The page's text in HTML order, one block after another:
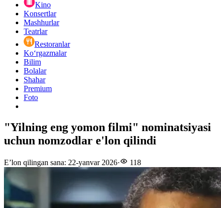
Kino
Konsertlar
Mashhurlar
Teatrlar
Restoranlar
Ko‘rgazmalar
Bilim
Bolalar
Shahar
Premium
Foto
"Yilning eng yomon filmi" nominatsiyasi
uchun nomzodlar e'lon qilindi
E’lon qilingan sana: 22-yanvar 2026· 118